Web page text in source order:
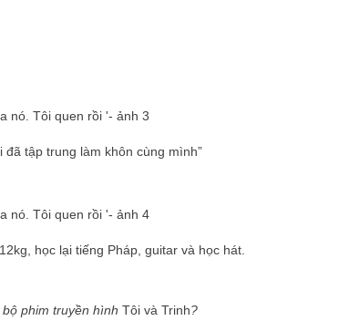
tập trung làm khôn cùng mình”
học lại tiếng Pháp, guitar và học hát.
phim truyền hình Tôi và Trinh?